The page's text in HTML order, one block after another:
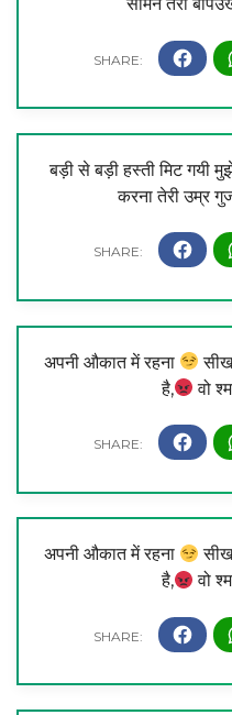
बड़ी से बड़ी हस्ती मिट गयी
करना तेरी उम्र
अपनी औकात में रहना
सीख
है,
वो
अपनी औकात में रहना
सीख
है,
वो